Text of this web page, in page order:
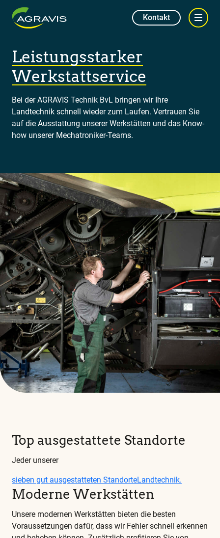
Kontakt
Leistungsstarker
Werkstattservice
Bei der AGRAVIS Technik BvL bringen wir Ihre
Landtechnik schnell wieder zum Laufen. Vertrauen Sie
auf die Ausstattung unserer Werkstätten und das Know-
how unserer Mechatroniker-Teams.
Top ausgestattete Standorte
Jeder unserer
sieben gut ausgestatteten StandorteLandtechnik.
Moderne Werkstätten
Unsere modernen Werkstätten bieten die besten
Voraussetzungen dafür, dass wir Fehler schnell erkennen